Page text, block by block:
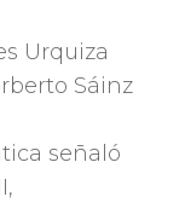
Urquiza
Sáinz
señaló